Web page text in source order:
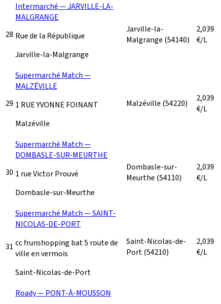
28
Intermarché — JARVILLE-LA-
MALGRANGE
Rue de la République
Jarville-la-Malgrange
Jarville-la-
Malgrange (54140)
2,039
€/L
29
Supermarché Match —
MALZÉVILLE
1 RUE YVONNE FOINANT
Malzéville
Malzéville (54220)
2,039
€/L
30
Supermarché Match —
DOMBASLE-SUR-MEURTHE
1 rue Victor Prouvé
Dombasle-sur-Meurthe
Dombasle-sur-
Meurthe (54110)
2,039
€/L
31
Supermarché Match — SAINT-
NICOLAS-DE-PORT
cc frunshopping bat 5 route de
ville en vermois
Saint-Nicolas-de-Port
Saint-Nicolas-de-
Port(54210)
2,039
€/L
Roady — PONT-À-MOUSSON